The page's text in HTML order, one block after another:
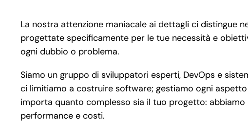
La nostra attenzione maniacale ai dettagli ci distingue
progettate specificamente per le tue necessità e
ogni dubbio o problema.
Siamo un gruppo di sviluppatori esperti, DevOps e
ci limitiamo a costruire software; gestiamo ogni
importa quanto complesso sia il tuo progetto:
performance e costi.